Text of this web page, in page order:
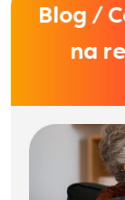
Blog /
na